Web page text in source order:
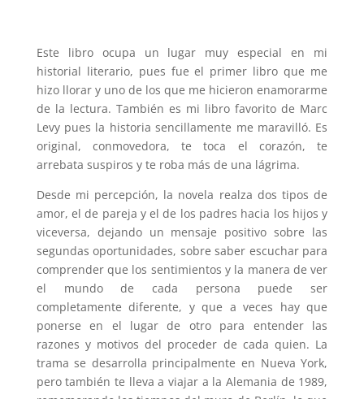
Este libro ocupa un lugar muy especial en mi
historial literario, pues fue el primer libro que me
hizo llorar y uno de los que me hicieron enamorarme
de la lectura. También es mi libro favorito de Marc
Levy pues la historia sencillamente me maravilló. Es
original, conmovedora, te toca el corazón, te
arrebata suspiros y te roba más de una lágrima.
Desde mi percepción, la novela realza dos tipos de
amor, el de pareja y el de los padres hacia los hijos y
viceversa, dejando un mensaje positivo sobre las
segundas oportunidades, sobre saber escuchar para
comprender que los sentimientos y la manera de ver
el mundo de cada persona puede ser
completamente diferente, y que a veces hay que
ponerse en el lugar de otro para entender las
razones y motivos del proceder de cada quien. La
trama se desarrolla principalmente en Nueva York,
pero también te lleva a viajar a la Alemania de 1989,